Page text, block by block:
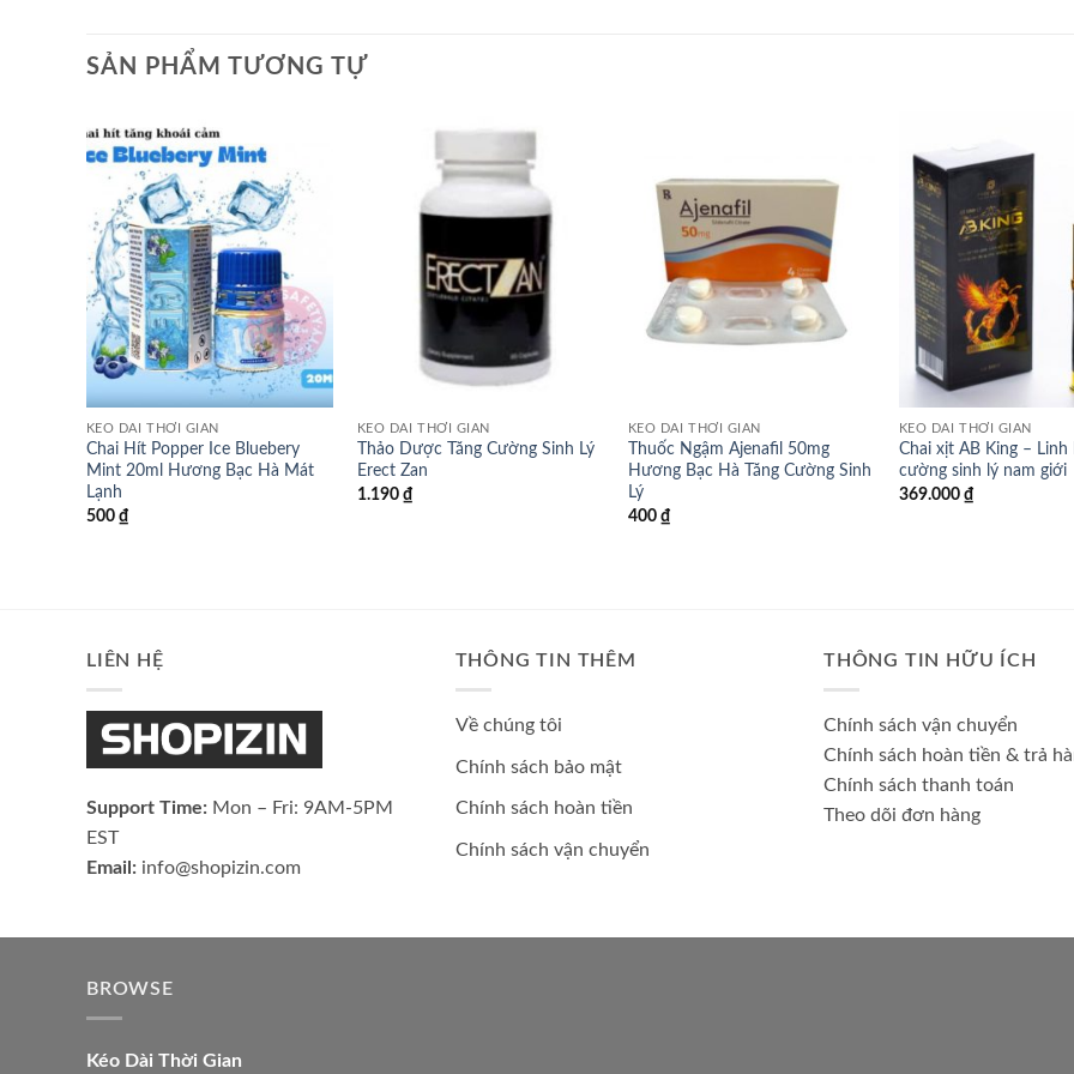
SẢN PHẨM TƯƠNG TỰ
KÉO DÀI THỜI GIAN
Chai Hít Popper Ice Bluebery
Mint 20ml Hương Bạc Hà Mát
Lạnh
500 ₫
KÉO DÀI THỜI GIAN
Thảo Dược Tăng Cường Sinh Lý
Erect Zan
1.190 ₫
KÉO DÀI THỜI GIAN
Thuốc Ngậm Ajenafil 50mg
Hương Bạc Hà Tăng Cường Sinh
Lý
400 ₫
KÉO DÀI THỜI GIAN
Chai xịt AB King – Linh
cường sinh lý nam giới
369.000 ₫
LIÊN HỆ
Support Time: Mon – Fri: 9AM-5PM
EST
Email: info@shopizin.com
THÔNG TIN THÊM
Về chúng tôi
Chính sách bảo mật
Chính sách hoàn tiền
Chính sách vận chuyển
THÔNG TIN HỮU ÍCH
Chính sách vận chuyển
Chính sách hoàn tiền & trả
Chính sách thanh toán
Theo dõi đơn hàng
BROWSE
Kéo Dài Thời Gian